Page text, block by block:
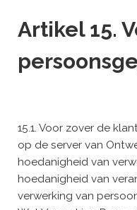
Artikel 15.
15.1. Voor zover de
op de server van
hoedanigheid van
hoedanigheid van
verwerking van